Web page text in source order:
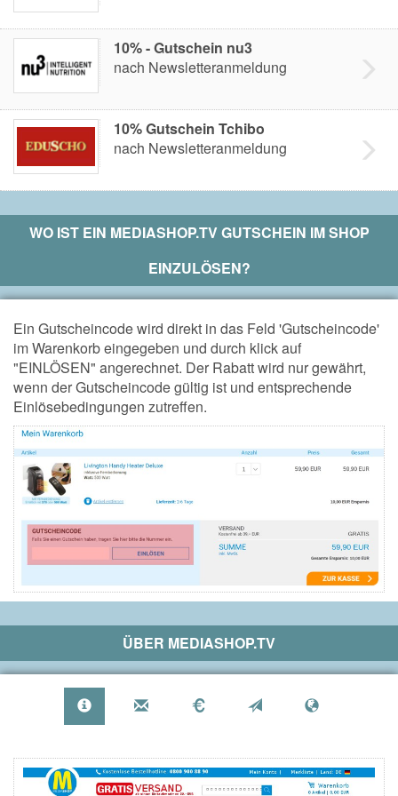
10% - Gutschein nu3
nach Newsletteranmeldung
10% Gutschein Tchibo
nach Newsletteranmeldung
WO IST EIN MEDIASHOP.TVGUTSCHEIN IM SHOP
EINZULÖSEN?
Ein Gutscheincode wird direkt in das Feld 'Gutscheincode'
im Warenkorb eingegeben und durch klick auf
"EINLÖSEN" angerechnet. Der Rabatt wird nur gewährt,
wenn der Gutscheincode gültig ist und entsprechende
Einlösebedingungen zutreffen.
ÜBER MEDIASHOP.TV